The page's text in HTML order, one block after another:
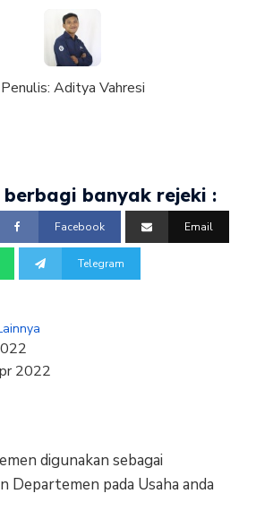
Penulis: Aditya Vahresi
berbagi banyak rejeki :
Facebook Email
Telegram
2022
digunakan sebagai
Departemen pada Usaha anda